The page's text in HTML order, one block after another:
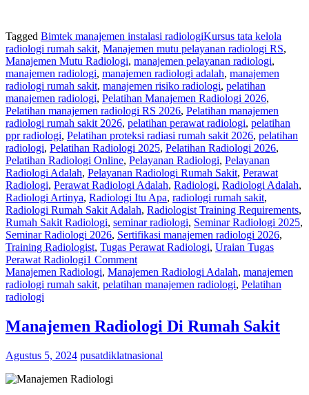
Tagged Bimtek manajemen instalasi radiologiKursus tata kelola
radiologi rumah sakit, Manajemen mutu pelayanan radiologi RS,
Manajemen Mutu Radiologi, manajemen pelayanan radiologi,
manajemen radiologi, manajemen radiologi adalah, manajemen
radiologi rumah sakit, manajemen risiko radiologi, pelatihan
manajemen radiologi, Pelatihan Manajemen Radiologi 2026,
Pelatihan manajemen radiologi RS 2026, Pelatihan manajemen
radiologi rumah sakit 2026, pelatihan perawat radiologi, pelatihan
ppr radiologi, Pelatihan proteksi radiasi rumah sakit 2026, pelatihan
radiologi, Pelatihan Radiologi 2025, Pelatihan Radiologi 2026,
Pelatihan Radiologi Online, Pelayanan Radiologi, Pelayanan
Radiologi Adalah, Pelayanan Radiologi Rumah Sakit, Perawat
Radiologi, Perawat Radiologi Adalah, Radiologi, Radiologi Adalah,
Radiologi Artinya, Radiologi Itu Apa, radiologi rumah sakit,
Radiologi Rumah Sakit Adalah, Radiologist Training Requirements,
Rumah Sakit Radiologi, seminar radiologi, Seminar Radiologi 2025,
Seminar Radiologi 2026, Sertifikasi manajemen radiologi 2026,
Training Radiologist, Tugas Perawat Radiologi, Uraian Tugas
Perawat Radiologi1 Comment
Manajemen Radiologi, Manajemen Radiologi Adalah, manajemen
radiologi rumah sakit, pelatihan manajemen radiologi, Pelatihan
radiologi
Manajemen Radiologi Di Rumah Sakit
Agustus 5, 2024 pusatdiklatnasional